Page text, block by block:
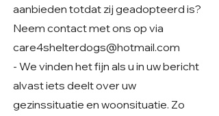
aanbieden totdat zij geadopteerd is?
Neem contact met ons op via
care4shelterdogs@hotmail.com
- We vinden het fijn als u in uw bericht
alvast iets deelt over uw
gezinssituatie en woonsituatie. Zo